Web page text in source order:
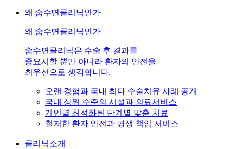
왜 숨수면클리닉인가
왜 숨수면클리닉인가
숨수면클리닉은 수술 후 결과를
중요시할 뿐만 아니라 환자의 안전을
최우선으로 생각합니다.
오랜 경험과 국내 최다 수술치유 사례 공개
국내 상위 수준의 시설과 의료서비스
개인별 최적화된 단계별 맞춤 치료
철저한 환자 안전과 평생 책임 서비스
클리닉소개